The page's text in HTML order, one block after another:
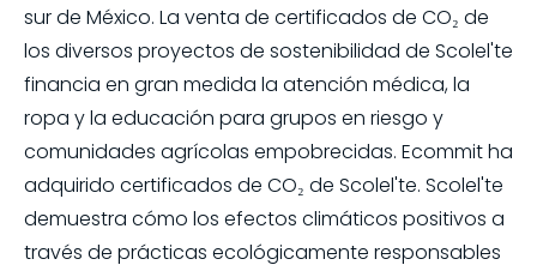
sur de México. La venta de certificados de CO₂ de
los diversos proyectos de sostenibilidad de Scolel'te
financia en gran medida la atención médica, la
ropa y la educación para grupos en riesgo y
comunidades agrícolas empobrecidas. Ecommit ha
adquirido certificados de CO₂ de Scolel'te. Scolel'te
demuestra cómo los efectos climáticos positivos a
través de prácticas ecológicamente responsables